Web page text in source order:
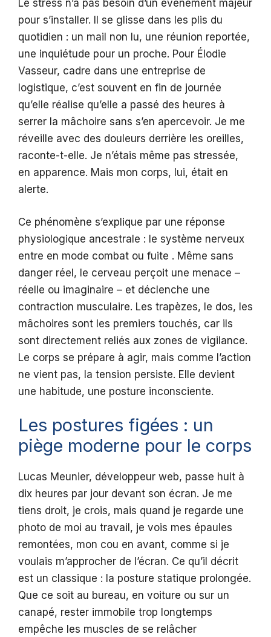
Le stress n’a pas besoin d’un événement majeur
pour s’installer. Il se glisse dans les plis du
quotidien : un mail non lu, une réunion reportée,
une inquiétude pour un proche. Pour Élodie
Vasseur, cadre dans une entreprise de
logistique, c’est souvent en fin de journée
qu’elle réalise qu’elle a passé des heures à
serrer la mâchoire sans s’en apercevoir. Je me
réveille avec des douleurs derrière les oreilles,
raconte-t-elle. Je n’étais même pas stressée,
en apparence. Mais mon corps, lui, était en
alerte.
Ce phénomène s’explique par une réponse
physiologique ancestrale : le système nerveux
entre en mode combat ou fuite . Même sans
danger réel, le cerveau perçoit une menace –
réelle ou imaginaire – et déclenche une
contraction musculaire. Les trapèzes, le dos, les
mâchoires sont les premiers touchés, car ils
sont directement reliés aux zones de vigilance.
Le corps se prépare à agir, mais comme l’action
ne vient pas, la tension persiste. Elle devient
une habitude, une posture inconsciente.
Les postures figées : un
piège moderne pour le corps
Lucas Meunier, développeur web, passe huit à
dix heures par jour devant son écran. Je me
tiens droit, je crois, mais quand je regarde une
photo de moi au travail, je vois mes épaules
remontées, mon cou en avant, comme si je
voulais m’approcher de l’écran. Ce qu’il décrit
est un classique : la posture statique prolongée.
Que ce soit au bureau, en voiture ou sur un
canapé, rester immobile trop longtemps
empêche les muscles de se relâcher